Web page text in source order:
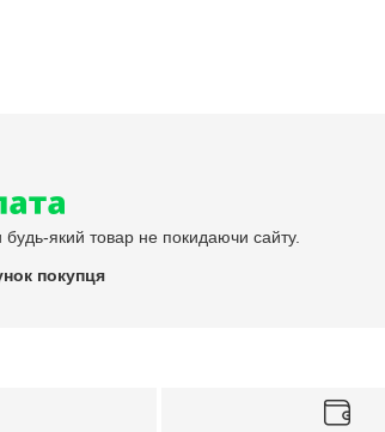
будь-який товар не покидаючи сайту.
покупця